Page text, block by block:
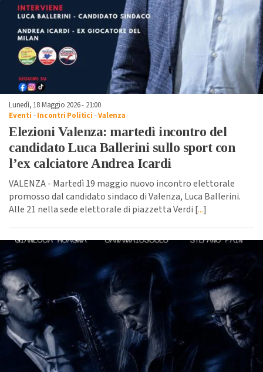
Lunedì, 18 Maggio 2026 - 21:00
Eventi -Incontri Politici -Valenza
Elezioni Valenza: martedì incontro del
candidato Luca Ballerini sullo sport con
l’ex calciatore Andrea Icardi
VALENZA - Martedì 19 maggio nuovo incontro elettorale
promosso dal candidato sindaco di Valenza, Luca Ballerini.
Alle 21 nella sede elettorale di piazzetta Verdi [...]